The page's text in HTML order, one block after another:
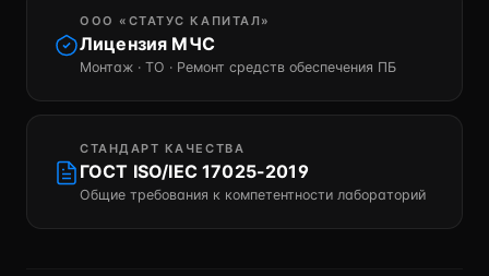
ООО «СТАТУС КАПИТАЛ»
Лицензия МЧС
Монтаж · ТО · Ремонт средств обеспечения ПБ
СТАНДАРТ КАЧЕСТВА
ГОСТ ISO/IEC 17025-2019
Общие требования к компетентности лабораторий